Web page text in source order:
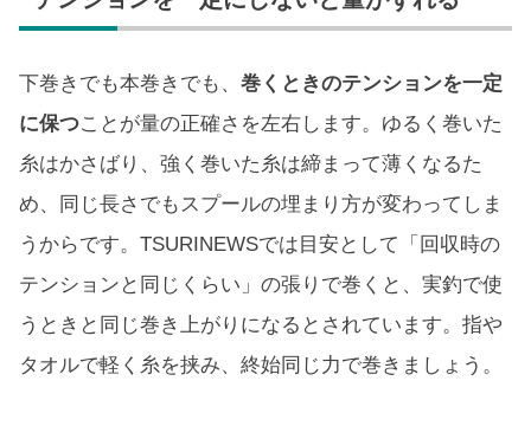
下巻きでも本巻きでも、 巻くときのテンションを一定
に保つことが量の正確さを左右します。ゆるく巻いた
糸はかさばり、強く巻いた糸は締まって薄くなるた
め、同じ長さでもスプールの埋まり方が変わってしま
うからです。TSURINEWSでは目安として「回収時の
テンションと同じくらい」の張りで巻くと、実釣で使
うときと同じ巻き上がりになるとされています。指や
タオルで軽く糸を挟み、終始同じ力で巻きましょう。